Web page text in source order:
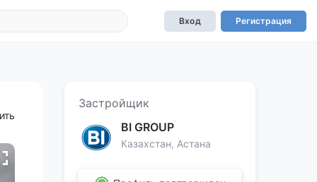
Вход Регистрация
Застройщик
BI GROUP
Казахстан, Астана